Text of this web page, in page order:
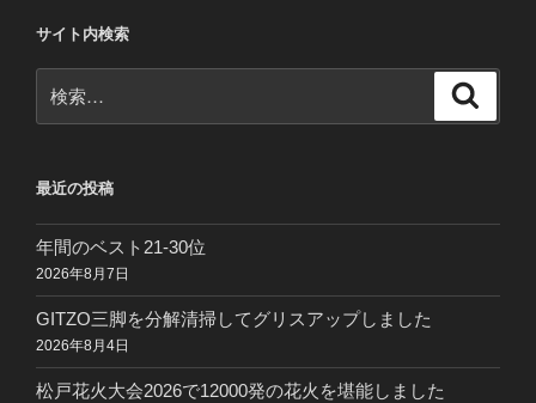
サイト内検索
索:
最近の投稿
年間のベスト21-30位
2026年8月7日
GITZO三脚を分解清掃してグリスアップしました
2026年8月4日
松戸花火大会2026で12000発の花火を堪能しました